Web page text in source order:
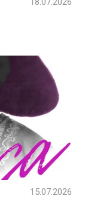
15.07.2026